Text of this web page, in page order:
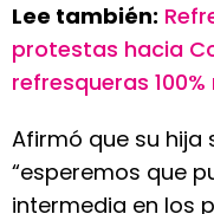
Lee también:
protestas hacia
refresqueras
Afirmó que su hija
“esperemos que
intermedia en los